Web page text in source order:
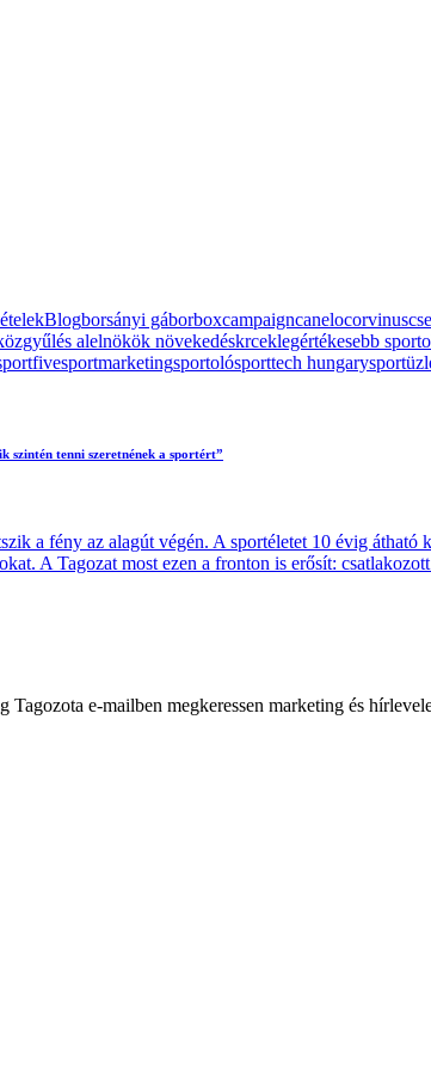
Blogborsányi gáborboxcampaigncanelocorvinus
alelnökök növekedéskrceklegértékesebb
sportmarketingsportolósporttech hungary
szintén tenni szeretnének a sportért”
a fény az alagút végén. A sportéletet 10 évig
A Tagozat most ezen a fronton is erősít:
e‑mailben megkeressen marketing és